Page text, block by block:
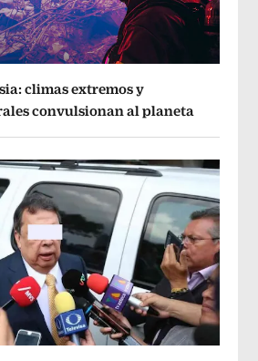
climas extremos y
convulsionan al planeta